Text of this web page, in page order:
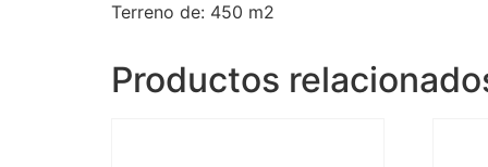
Terreno de: 450 m2
Productos